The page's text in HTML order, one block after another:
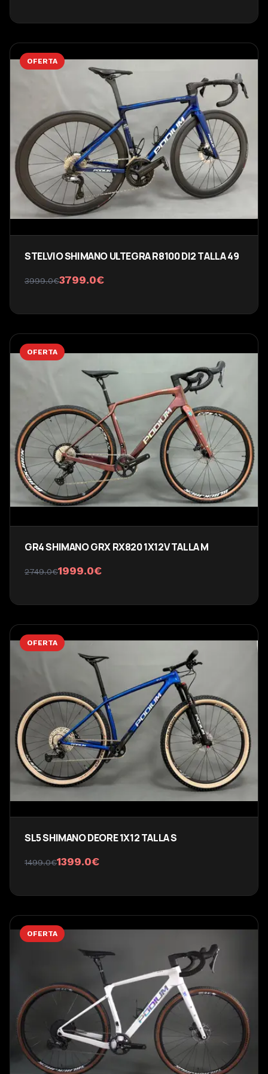
OFERTA
STELVIO SHIMANO ULTEGRA R8100 DI2 TALLA 49
3999.0€3799.0€
OFERTA
GR4 SHIMANO GRX RX820 1X12V TALLA M
2749.0€1999.0€
OFERTA
SL5 SHIMANO DEORE 1X12 TALLA S
1499.0€1399.0€
OFERTA